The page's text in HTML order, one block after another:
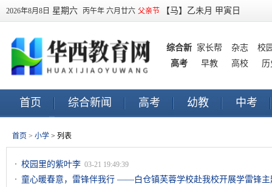
2026年8月8日 星期六 丙午年 六月廿六 父亲节 【马】乙未月 甲寅日
综合新
闻
家长帮 杂志
校
高考 早教 高校 历
首页 综合新闻 高考 幼教 中考
早教 订阅
首页 > 小学 > 列表
校园里的紫叶李 03-21 19:49:39
童心暖春意，雷锋伴我行 ——白仓镇芙蓉学校赴我校开展学雷锋主